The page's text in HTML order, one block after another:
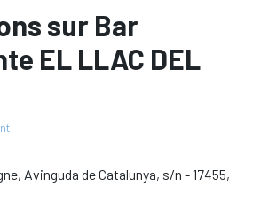
sur Bar
EL LLAC DEL
Avinguda de Catalunya, s/n - 17455,